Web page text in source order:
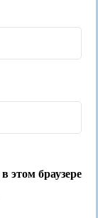
этом браузере